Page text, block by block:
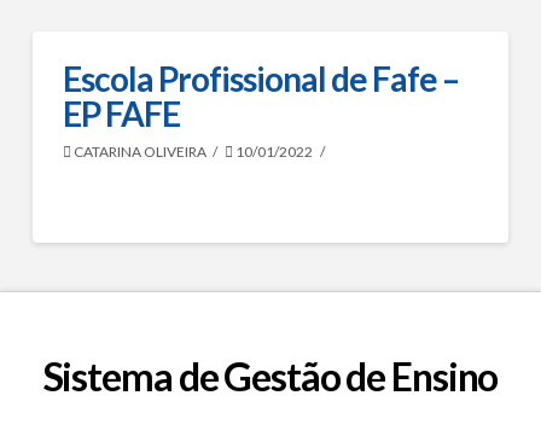
Escola Profissional de Fafe –
EP FAFE
CATARINA OLIVEIRA 10/01/2022
Sistema de Gestão de Ensino